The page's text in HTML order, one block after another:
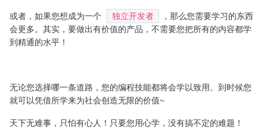
或者，如果您想成为一个 独立开发者
，那么您需要学习的东西
会更多。其实，要做出有价值的产品，不需要您把所有的内容都学
到精通的水平！
无论您选择哪一条道路，您的编程技能都将会学以致用。到时候您
就可以凭借所学来为社会创造无限的价值~
天下无难事，只怕有心人！只要您用心学，没有搞不定的难题！